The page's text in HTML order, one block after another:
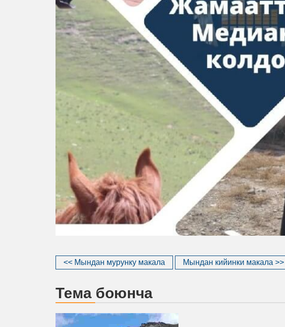
<< Мындан мурунку макала Мындан кийинки макала >>
Тема боюнча